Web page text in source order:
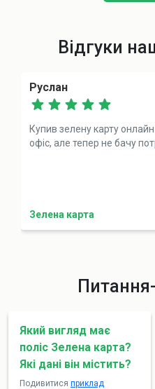
Відгуки
Руслан
Купив зелену карту
офіс, але тепер не бачу
Зелена карта
Який вигляд має
поліс Зелена карта?
Які дані він містить?
Подивитися приклад